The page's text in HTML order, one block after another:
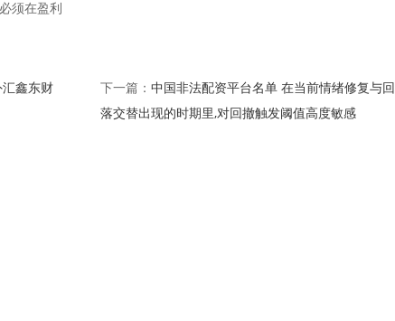
须在盈利
鑫东财
下一篇： 中国非法配资平台名单 在当前情绪修复与回
落交替出现的时期里,对回撤触发阈值高度敏感